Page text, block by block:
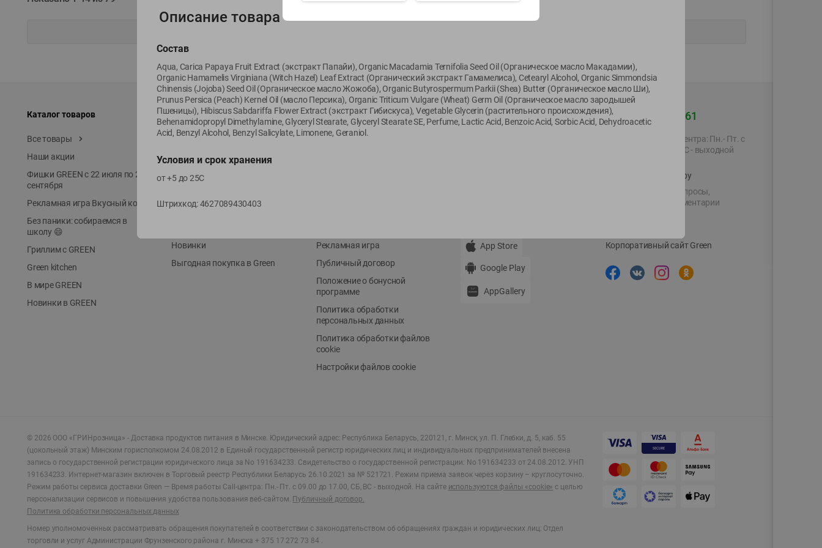
Каталог товаров
Все товары
Наши акции
Фишки GREEN с 22 июля по 22
сентября
Рекламная игра Вкусный код
Без паники: собираемся в
школу 😄
Гриллим с GREEN
Green kitchen
В мире GREEN
Новинки в GREEN
Специально для вас
Акции
Местное известное
ЭКОлиния
Собственное пр-во
Новинки
Выгодная покупка в Green
О сервисе
Оплата
Рекламная игра
Публичный договор
Положение о бонусной
программе
Политика обработки
персональных данных
Политика обработки файлов
cookie
Настройки файлов cookie
Мой Green
App Store
Google Play
AppGallery
+375 44 560-60-61
Время работы Call-центра: Пн.- Пт. с
09.00 до 17.00, СБ, ВС - выходной
shop@green-market.by
Пишите нам свои вопросы,
предложения и комментарии
Корпоративный сайт Green
© 2026 ООО «ГРИНрозница» - Доставка продуктов питания в Минске. Юридический адрес: Республика Беларусь, 220121, г. Минск, ул. П. Глебки, д. 5, каб. 55
(цокольный этаж) Минским горисполкомом 24.08.2012 в Единый государственный регистр юридических лиц и индивидуальных предпринимателей внесена
запись о государственной регистрации юридического лица за No 191634233. Свидетельство о государственной регистрации: No 191634233 от 24.08.2012. УНП
191634233. Интернет-магазин включен в Торговый реестр Республики Беларусь 26.10.2021 за № 521721. Режим приема заявок через корзину – круглосуточно.
Режим работы сервиса доставки Green — Время работы Call-центра: Пн.- Пт. с 09.00 до 17.00, СБ, ВС - выходной. На сайте используются файлы «cookie» с целью
персонализации сервисов и повышения удобства пользования веб-сайтом. Публичный договор.
Политика обработки персональных данных
Номер уполномоченных рассматривать обращения покупателей в соответствии с законодательством об обращениях граждан и юридических лиц: Отдел
торговли и услуг Администрации Фрунзенского района г. Минска + 375 17 272 73 84 .
Описание товара
Состав
Aqua, Carica Papaya Fruit Extract (экстракт Папайи), Organic Macadamia Ternifolia Seed Oil (Органическое масло Макадамии),
Organic Hamamelis Virginiana (Witch Hazel) Leaf Extract (Органический экстракт Гамамелиса), Cetearyl Alcohol, Organic Simmondsia
Chinensis (Jojoba) Seed Oil (Органическое масло Жожоба), Organic Butyrospermum Parkii (Shea) Butter (Органическое масло Ши),
Prunus Persica (Peach) Kernel Oil (масло Персика), Organic Triticum Vulgare (Wheat) Germ Oil (Органическое масло зародышей
Пшеницы), Hibiscus Sabdariffa Flower Extract (экстракт Гибискуса), Vegetable Glycerin (растительного происхождения),
Behenamidopropyl Dimethylamine, Glyceryl Stearate, Glyceryl Stearate SE, Perfume, Lactic Acid, Benzoic Acid, Sorbic Acid, Dehydroacetic
Acid, Benzyl Alcohol, Benzyl Salicylate, Limonene, Geraniol.
Условия и срок хранения
от +5 до 25С
Штрихкод:4627089430403